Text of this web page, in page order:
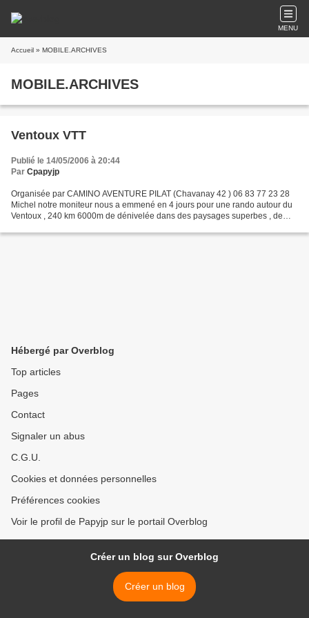
MENU
Accueil » MOBILE.ARCHIVES
MOBILE.ARCHIVES
Ventoux VTT
Publié le 14/05/2006 à 20:44
Par Cpapyjp
Organisée par CAMINO AVENTURE PILAT (Chavanay 42 ) 06 83 77 23 28
Michel notre moniteur nous a emmené en 4 jours pour une rando autour du
Ventoux , 240 km 6000m de dénivelée dans des paysages superbes , de
Hébergé par Overblog
Top articles
Pages
Contact
Signaler un abus
C.G.U.
Cookies et données personnelles
Préférences cookies
Voir le profil de Papyjp sur le portail Overblog
Créer un blog sur Overblog
Créer un blog